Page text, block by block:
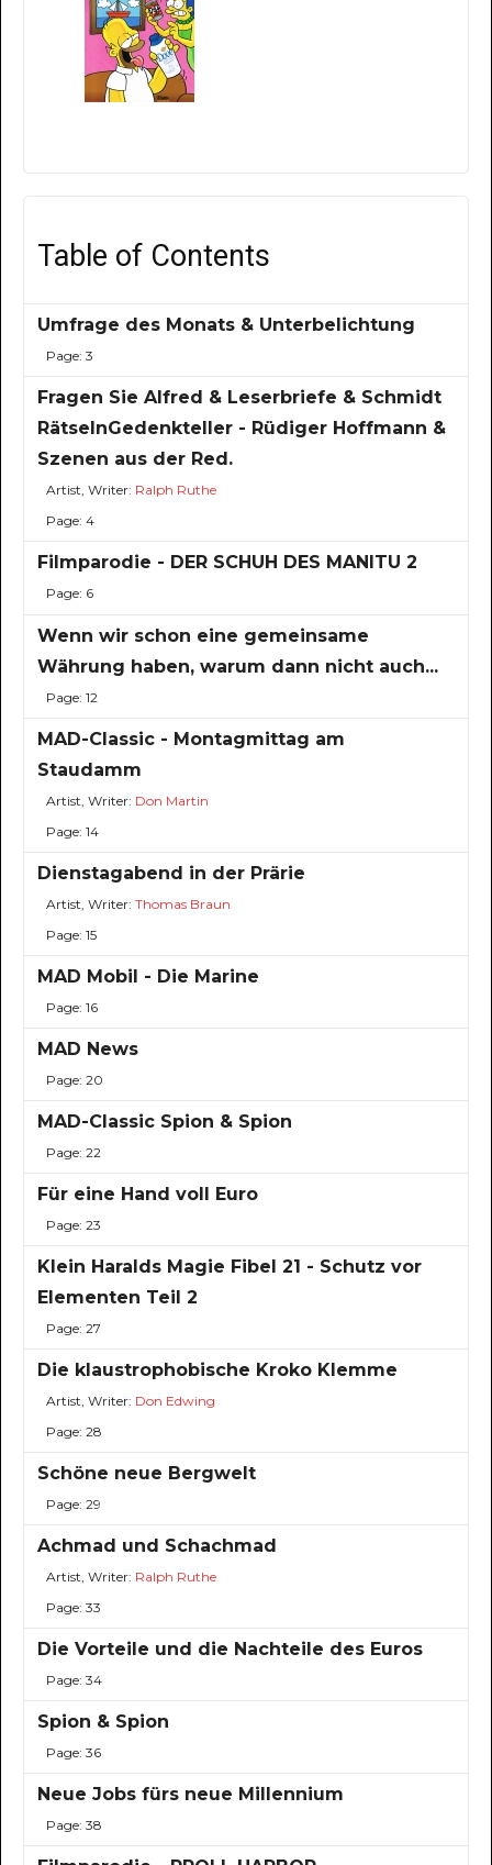
Table of Contents
Umfrage des Monats & Unterbelichtung
Page: 3
Fragen Sie Alfred & Leserbriefe & Schmidt
RätselnGedenkteller - Rüdiger Hoffmann &
Szenen aus der Red.
Artist, Writer: Ralph Ruthe
Page: 4
Filmparodie - DER SCHUH DES MANITU 2
Page: 6
Wenn wir schon eine gemeinsame
Währung haben, warum dann nicht auch...
Page: 12
MAD-Classic - Montagmittag am
Staudamm
Artist, Writer: Don Martin
Page: 14
Dienstagabend in der Prärie
Artist, Writer: Thomas Braun
Page: 15
MAD Mobil - Die Marine
Page: 16
MAD News
Page: 20
MAD-Classic Spion & Spion
Page: 22
Für eine Hand voll Euro
Page: 23
Klein Haralds Magie Fibel 21 - Schutz vor
Elementen Teil 2
Page: 27
Die klaustrophobische Kroko Klemme
Artist, Writer: Don Edwing
Page: 28
Schöne neue Bergwelt
Page: 29
Achmad und Schachmad
Artist, Writer: Ralph Ruthe
Page: 33
Die Vorteile und die Nachteile des Euros
Page: 34
Spion & Spion
Page: 36
Neue Jobs fürs neue Millennium
Page: 38